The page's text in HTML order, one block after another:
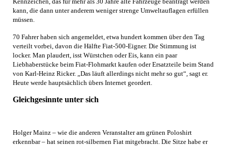
kann, die dann unter anderem weniger strenge Umweltauflagen erfüllen
müssen.
70 Fahrer haben sich angemeldet, etwa hundert kommen über den Tag
verteilt vorbei, davon die Hälfte Fiat-500-Eigner. Die Stimmung ist
locker. Man plaudert, isst Würstchen oder Eis, kann ein paar
Liebhaberstücke beim Fiat-Flohmarkt kaufen oder Ersatzteile beim Stand
von Karl-Heinz Ricker. „Das läuft allerdings nicht mehr so gut“, sagt er.
Heute werde hauptsächlich übers Internet geordert.
Gleichgesinnte unter sich
Holger Mainz – wie die anderen Veranstalter am grünen Poloshirt
erkennbar – hat seinen rot-silbernen Fiat mitgebracht. Die Sitze habe er